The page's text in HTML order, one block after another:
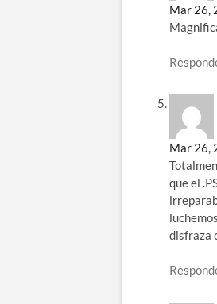
Mar 26,
Mar 26,
que el
disfraza